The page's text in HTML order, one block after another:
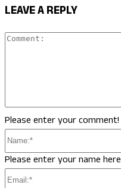
LEAVE A REPLY
Please enter your comment!
Please enter your name here